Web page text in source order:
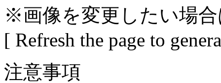
※画像を変更したい場
[ Refresh the page to
注意事項